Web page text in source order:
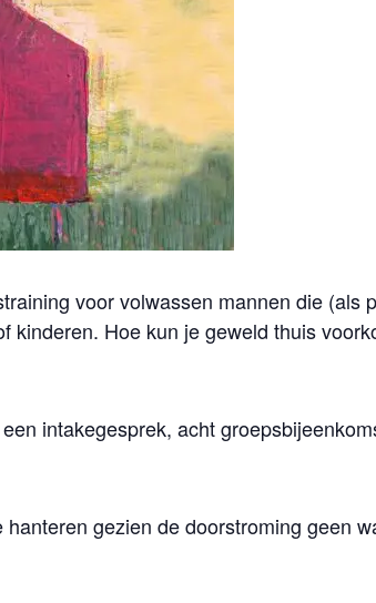
voor volwassen mannen die (als
kinderen. Hoe kun je geweld thuis
intakegesprek, acht
gezien de doorstroming geen